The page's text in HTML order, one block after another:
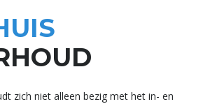
zich niet alleen bezig met het in- en